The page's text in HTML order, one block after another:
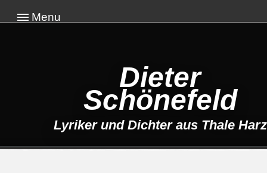
Menu
Dieter
Schönefeld
Lyriker und Dichter aus Thale Harz